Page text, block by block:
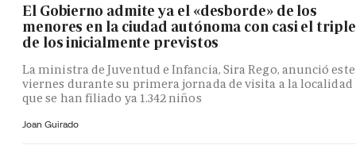
El Gobierno admite ya el «desborde» de los
menores en la ciudad autónoma con casi el triple
de los inicialmente previstos
La ministra de Juventud e Infancia, Sira Rego, anunció este
viernes durante su primera jornada de visita a la localidad
que se han filiado ya 1.342 niños
Joan Guirado